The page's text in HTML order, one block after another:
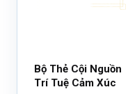
Bộ Thẻ Cội Nguồn
Trí Tuệ Cảm Xúc